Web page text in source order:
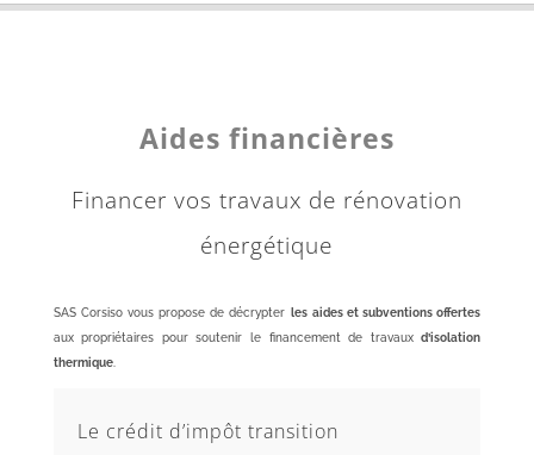
Aides financières
Financer vos travaux de rénovation
énergétique
SAS Corsiso vous propose de décrypter les aides et subventions offertes
aux propriétaires pour soutenir le financement de travauxd’isolation
thermique.
Le crédit d’impôt transition